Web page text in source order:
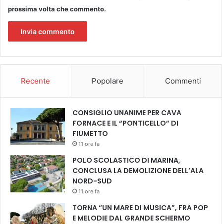
prossima volta che commento.
Recente Popolare Commenti
CONSIGLIO UNANIME PER CAVA
FORNACE E IL “PONTICELLO” DI
FIUMETTO
11 ore fa
POLO SCOLASTICO DI MARINA,
CONCLUSA LA DEMOLIZIONE DELL’ALA
NORD-SUD
11 ore fa
TORNA “UN MARE DI MUSICA”, FRA POP
E MELODIE DAL GRANDE SCHERMO